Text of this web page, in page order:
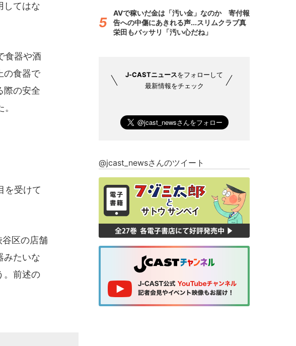
してはな
食器や酒
の食器で
際の安全
を受けて
区の店舗
みたいな
。前述の
AVで稼いだ金は「汚い金」なのか 寄付報
告への中傷にあきれる声...スリムクラブ真
栄田もバッサリ「汚い心だね」
J-CASTニュースをフォローして
最新情報をチェック
@jcast_newsさんのツイート